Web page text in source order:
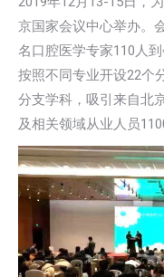
京国家会议中心举办。
名口腔医学专家110人
按照不同专业开设22个
分支学科，吸引来自北
及相关领域从业人员